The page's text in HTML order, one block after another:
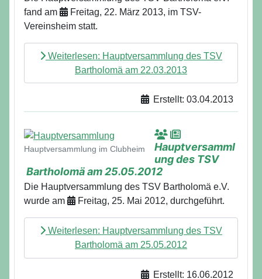
fand am
Freitag, 22. März 2013, im TSV-
Vereinsheim statt.
Weiterlesen: Hauptversammlung des TSV
Bartholomä am 22.03.2013
Erstellt: 03.04.2013
Details
Hauptversammlung im Clubheim
Hauptversamml
ung des TSV
Bartholomä am 25.05.2012
Die Hauptversammlung des TSV Bartholomä e.V.
wurde am
Freitag, 25. Mai 2012, durchgeführt.
Weiterlesen: Hauptversammlung des TSV
Bartholomä am 25.05.2012
Erstellt: 16.06.2012